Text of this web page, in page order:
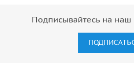
Подписывайтесь на наш